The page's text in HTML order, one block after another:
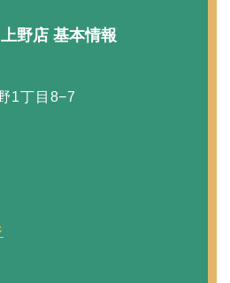
野店 基本情報
1丁目8−7